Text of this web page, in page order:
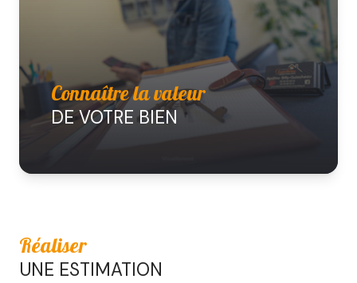
Connaître la valeur
DE VOTRE BIEN
Réaliser
UNE ESTIMATION